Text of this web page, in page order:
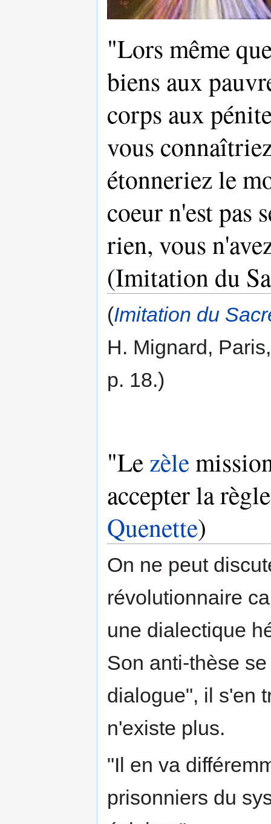
"Lors même
biens aux
corps aux
vous
étonneriez le
coeur n'est pas
rien, vous
(Imitation du
(Imitation du
H. Mignard,
p. 18.)
"Lezèle
accepter la
Quenette)
On ne peut
révolutionnaire
une dialectique
Son anti-thèse
dialogue", il s'en
n'existe plus.
"Il en va
prisonniers du